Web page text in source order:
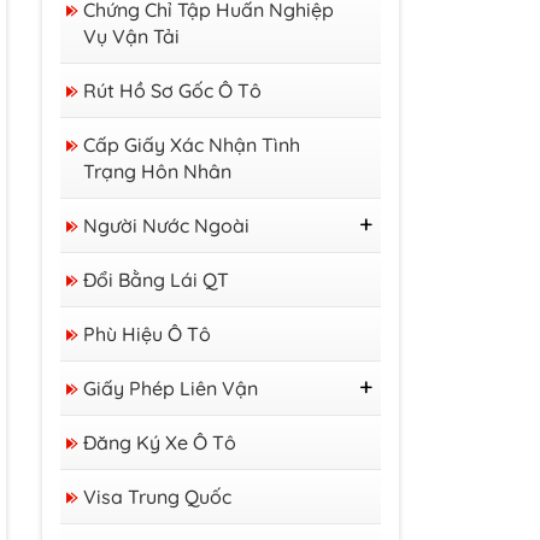
Chứng Chỉ Tập Huấn Nghiệp
Vụ Vận Tải
Rút Hồ Sơ Gốc Ô Tô
Cấp Giấy Xác Nhận Tình
Trạng Hôn Nhân
Người Nước Ngoài
Thị Thực
Thẻ Tạm Trú
Giấy Phép Lao Động
Đổi Bằng Lái QT
Phù Hiệu Ô Tô
Giấy Phép Liên Vận
GP Liên Vận Việt - Lào
GP Liên Vận Việt -
Đăng Ký Xe Ô Tô
Visa Trung Quốc